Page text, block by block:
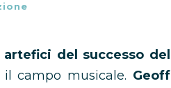
artefici del successo del
campo musicale. Geoff